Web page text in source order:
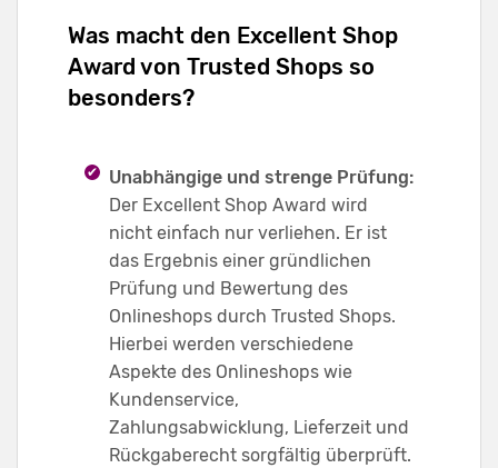
Was macht den Excellent Shop
Award von Trusted Shops so
besonders?
Unabhängige und strenge Prüfung:
Der Excellent Shop Award wird
nicht einfach nur verliehen. Er ist
das Ergebnis einer gründlichen
Prüfung und Bewertung des
Onlineshops durch Trusted Shops.
Hierbei werden verschiedene
Aspekte des Onlineshops wie
Kundenservice,
Zahlungsabwicklung, Lieferzeit und
Rückgaberecht sorgfältig überprüft.